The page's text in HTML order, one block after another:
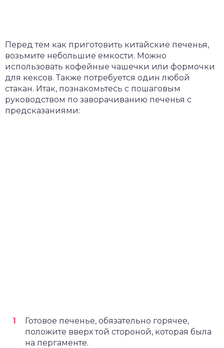
Перед тем как приготовить китайские печенья,
возьмите небольшие емкости. Можно
использовать кофейные чашечки или формочки
для кексов. Также потребуется один любой
стакан. Итак, познакомьтесь с пошаговым
руководством по заворачиванию печенья с
предсказаниями:
Готовое печенье, обязательно горячее,
положите вверх той стороной, которая была
на пергаменте.